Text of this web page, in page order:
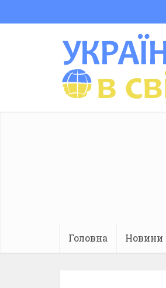
Головна Новини